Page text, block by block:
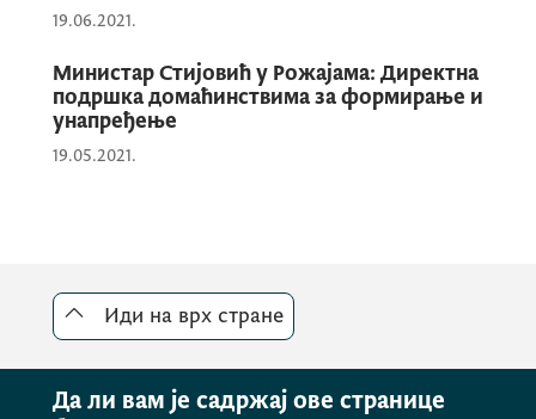
Током састанка размотрени су изазови са
којима се произвођачи дувана суочавају,
створити услове за организовану
19.06.2021.
Министар Стијовић у Рожајама: Директна
подршка домаћинствима за формирање и
унапређење
19.05.2021.
Иди на врх стране
Да ли вам је садржај ове странице